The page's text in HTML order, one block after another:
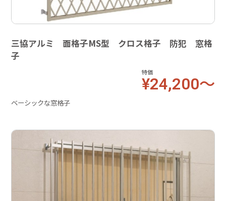
三協アルミ 面格子MS型 クロス格子 防犯 窓格
子
特価
¥24,200～
ベーシックな窓格子